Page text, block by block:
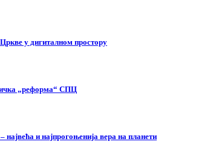
у дигиталном простору
„реформа“ СПЦ
и најпрогоњенија вера на планети